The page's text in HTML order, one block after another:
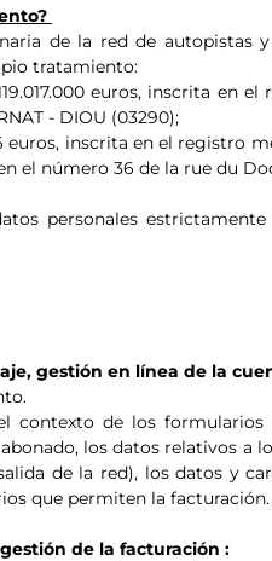
de la red de
tratamiento:
euros, inscrita en
- DIOU (03290);
euros, inscrita en el
el número 36 de la rue du
personales
gestión en línea de la
contexto de los
los datos relativos a
de la red), los datos y
que permiten la facturación.
de la facturación :